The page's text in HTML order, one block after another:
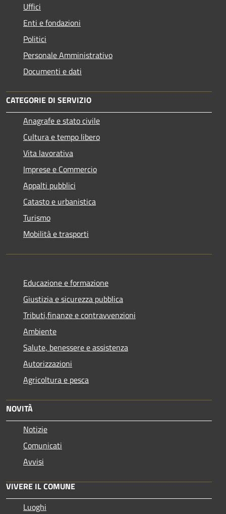
Uffici
Enti e fondazioni
Politici
Personale Amministrativo
Documenti e dati
CATEGORIE DI SERVIZIO
Anagrafe e stato civile
Cultura e tempo libero
Vita lavorativa
Imprese e Commercio
Appalti pubblici
Catasto e urbanistica
Turismo
Mobilità e trasporti
Educazione e formazione
Giustizia e sicurezza pubblica
Tributi,finanze e contravvenzioni
Ambiente
Salute, benessere e assistenza
Autorizzazioni
Agricoltura e pesca
NOVITÀ
Notizie
Comunicati
Avvisi
VIVERE IL COMUNE
Luoghi